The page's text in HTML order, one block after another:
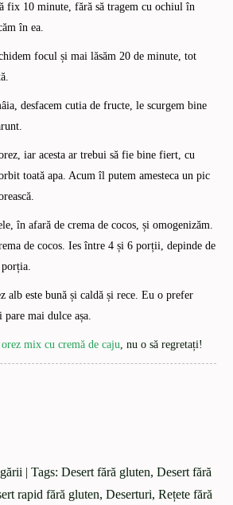
fix 10 minute, fără să tragem cu ochiul în
în ea.
focul și mai lăsăm 20 de minute, tot
desfacem cutia de fructe, le scurgem bine
iar acesta ar trebui să fie bine fiert, cu
toată apa. Acum îl putem amesteca un pic
în afară de crema de cocos, și omogenizăm.
de cocos. Ies între 4 și 6 porții, depinde de
alb este bună și caldă și rece. Eu o prefer
pare mai dulce așa.
mix cu cremă de caju, nu o să regretați!
| Tags: Desert fără gluten, Desert fără
rapid fără gluten, Deserturi, Rețete fără